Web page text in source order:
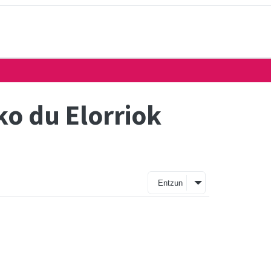
du Elorriok
Entzun